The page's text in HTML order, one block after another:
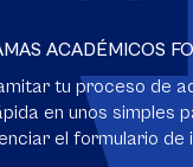
ACADÉMICOS
tu proceso de
en unos simples
el formulario de